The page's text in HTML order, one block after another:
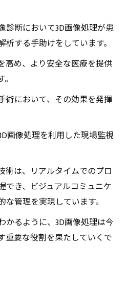
診断において3D画像処理が患
する手助けをしています。
高め、より安全な医療を提供
術において、その効果を発揮
画像処理を利用した現場監視
術は、リアルタイムでのプロ
でき、ビジュアルコミュニケ
管理を実現しています。
かるように、3D画像処理は今
重要な役割を果たしていくで